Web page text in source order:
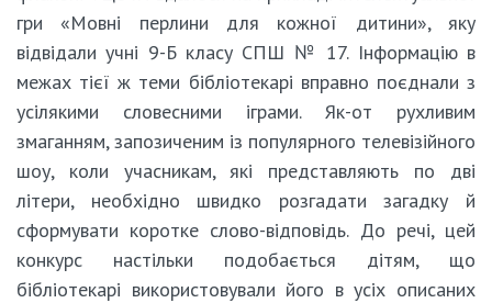
гри «Мовні перлини для кожної дитини», яку
відвідали учні 9-Б класу СПШ № 17. Інформацію в
межах тієї ж теми бібліотекарі вправно поєднали з
усілякими словесними іграми. Як-от рухливим
змаганням, запозиченим із популярного телевізійного
шоу, коли учасникам, які представляють по дві
літери, необхідно швидко розгадати загадку й
сформувати коротке слово-відповідь. До речі, цей
конкурс настільки подобається дітям, що
бібліотекарі використовували його в усіх описаних